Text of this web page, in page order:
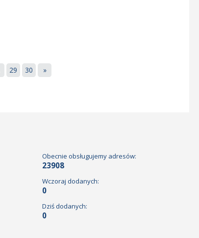
29 30 »
Obecnie obsługujemy adresów:
23908
Wczoraj dodanych:
0
Dziś dodanych:
0